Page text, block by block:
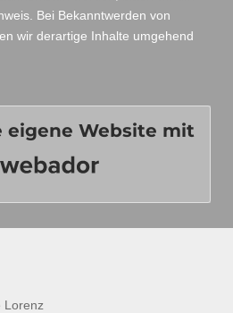
Bei Bekanntwerden von
wir derartige Inhalte umgehend
eigene Website mit
Lorenz